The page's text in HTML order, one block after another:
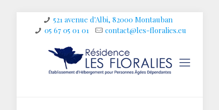
521 avenue d'Albi, 82000 Montauban
05 67 05 01 01
contact@les-floralies.eu